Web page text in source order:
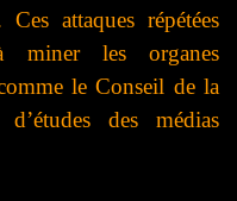
attaques répétées
miner les organes
le Conseil de la
des médias